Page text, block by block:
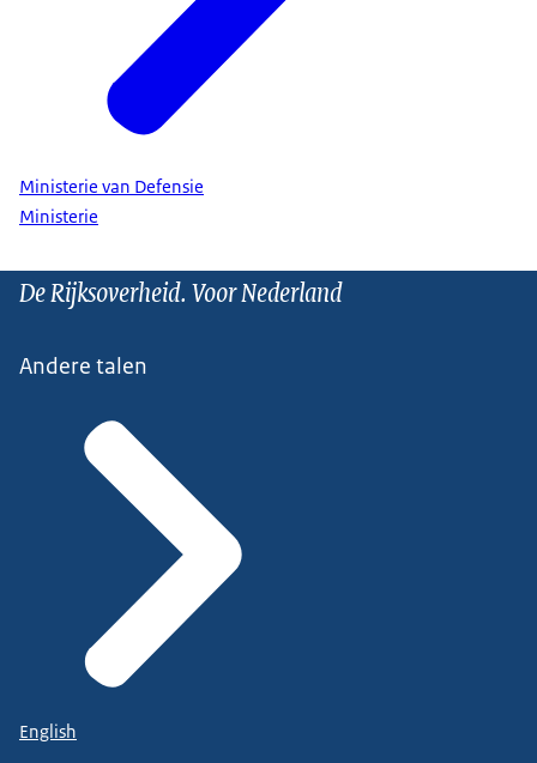
Ministerie van Defensie
Ministerie
De Rijksoverheid. Voor Nederland
Andere talen
English